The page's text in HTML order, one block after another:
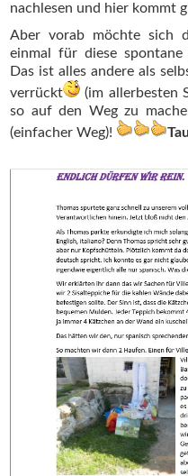
nachlesen und hier kommt
Aber vorab möchte sich
einmal für diese spontane
Das ist alles andere als
verrückt
(im allerbesten
so auf den Weg zu
(einfacher Weg)!